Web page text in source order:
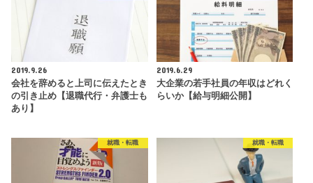
2019.9.26
会社を辞めると上司に伝えたとき
の引き止め【退職代行・弁護士も
あり】
2019.6.29
大企業の若手社員の年収はどれく
らいか【給与明細公開】
就職・転職 就職・転職